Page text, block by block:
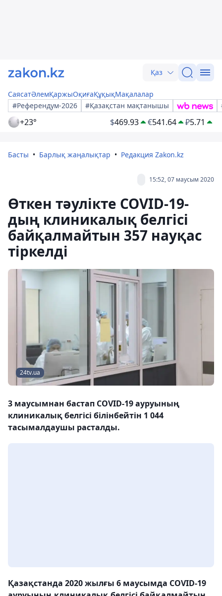
Қаз
СаясатӘлемҚаржыОқиғаҚұқықМақалалар
#Референдум-2026
#Қазақстан мақтанышы
+23° $469.93 €541.64 ₽5.71
Басты Барлық жаңалықтар Редакция Zakon.kz
15:52, 07 маусым 2020
Өткен тәулікте COVID-19-
дың клиникалық белгісі
байқалмайтын 357 науқас
тіркелді
24tv.ua
3 маусымнан бастап COVID-19 ауруының
клиникалық белгісі білінбейтін 1 044
тасымалдаушы расталды.
Қазақстанда 2020 жылғы 6 маусымда COVID-19